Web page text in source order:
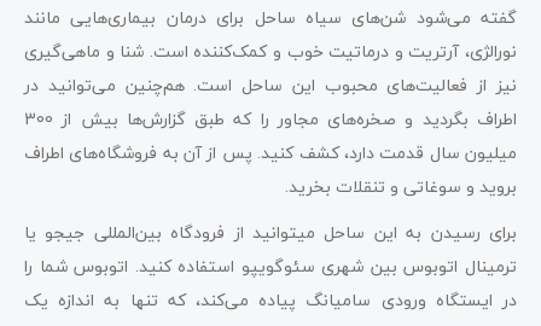
گفته می‌شود شن‌های سیاه ساحل برای درمان بیماری‌هایی مانند
نورالژی، آرتریت و درماتیت خوب و کمک‌کننده است. شنا و ماهی‌گیری
نیز از فعالیت‌های محبوب این ساحل است. هم‌چنین می‌توانید در
اطراف بگردید و صخره‌های مجاور را که طبق گزارش‌ها بیش از 300
میلیون سال قدمت دارد، کشف کنید. پس از آن به فروشگاه‌های اطراف
بروید و سوغاتی و تنقلات بخرید.
برای رسیدن به این ساحل می‎توانید از فرودگاه بین‌المللی جیجو یا
ترمینال اتوبوس بین شهری سئوگویپو استفاده کنید. اتوبوس شما را
در ایستگاه ورودی سامیانگ پیاده می‌کند، که تنها به اندازه یک